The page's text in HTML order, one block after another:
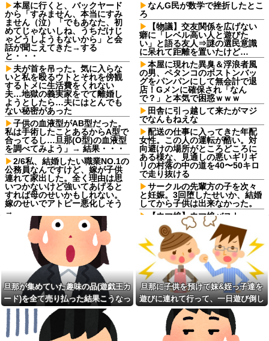
本屋に行くと、バックヤード
から「すみません、本当にすみ
ません（泣）「でもあなた、初
めてじゃないしね、うちだけじ
ゃどうしようもないから」と会
話が聞こえてきた→する
と・・・
夫が首を吊った。気に入らな
いと私を殴るウトとそれを傍観
するトメに生活費をくれない
夫…地獄の義実家をでて離婚し
ようとしたら…夫にはとんでも
ない秘密があった
子供の血液型がAB型だった。
私は手術したことあるからA型で
合ってるし…旦那(O型)の血液型
を調べてみよう」→ 結果・・・
2/6私、結婚したい職業NO.1の
公務員なんですけど、嫁が子供
連れて家出した。全く理由は思
いつかないけど強いてあげると
すれば母のせいかもしれない。
嫁のせいでアトピー悪化しそう
→
彼女が中古カードショップで
男に話しかけられた。いきなり
彼女の持ち歩いてたカードを品
定めしだしたらしく…
【速報】北海道江別大学生殺
人事件、主犯格の川口被告(19)に
無期懲役の判決←これ、妥当だ
と思う？？？？？？
【画像】恋する女さん、ネッ
ト民が驚愕する大変身を遂げて
しまう←コレは凄過ぎるw w w
w w w w w
【朗報】甲子園にくちびるプ
なんG民が数学で挫折したとこ
ろ
【物議】交友関係を広げない
癖に「レベル高い人と遊びた
い」と語る友人⇒謎の選民意識
に呆れて距離を置いたけど…
本屋に現れた異臭＆浮浪者風
の男、ペタンコのボストンバッ
グをパンパンにして無会計で退
店！Gメンに確保され「なん
で？」と本気で困惑ｗｗｗ
田舎に引っ越して来たがマジ
でなんもねえな
配送の仕事に入ってきた年配
女性。この人の運転が酷い。対
向避けの場所がところどころに
ある様な、見通しの悪いギリギ
リの村落の中の道を40〜50キロ
で走り抜ける
サークルの先輩方の子を次々
と妊娠。3回堕したせいか、結婚
してから子供は出来なかった。
【ウマ娘】ウマ娘バスト
TOP20他
転校生と仲良くなってその子
の家に遊びに行ったら私が小さ
い頃に撮った写真があった
【画像】美人YouTuberさん、
美化フィルターが外れてぶっコ
抜けｗｗｗｗｗｗｗ
【訃報】名探偵コナン声優が
死去 → 今トンデモナイことにな
ってる・・・
私「そのマンガ面白い？」友
達「読めばわかるよ」→感想を
旦那が集めていた趣味の品(遊戯王カ
ード)を全て売り払った結果こうなっ
た
旦那に子供を預けて妹&姪っ子達を
遊びに連れて行って、一日遊び倒し
た。すると、旦那と喧嘩になってし
まい...